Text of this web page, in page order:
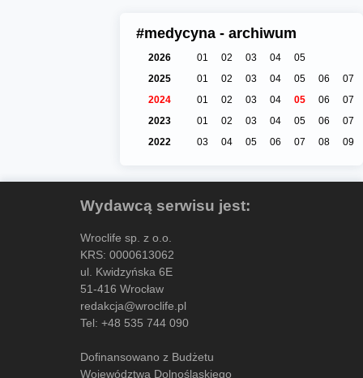
#medycyna - archiwum
2026 01 02 03 04
05
2025
01 02 03 04 05 06
07
2024
01 02 03 04 05 06
07
2023
01 02 03 04 05 06
07
2022
03 04 05 06 07 08 09
Wydawcą serwisu jest:
Wroclife sp. z o.o.
KRS: 0000613062
ul. Kwidzyńska 6E
51-416 Wrocław
redakcja@wroclife.pl
Tel: +48 535 744 090
Dofinansowano z Budżetu
Województwa Dolnośląskiego